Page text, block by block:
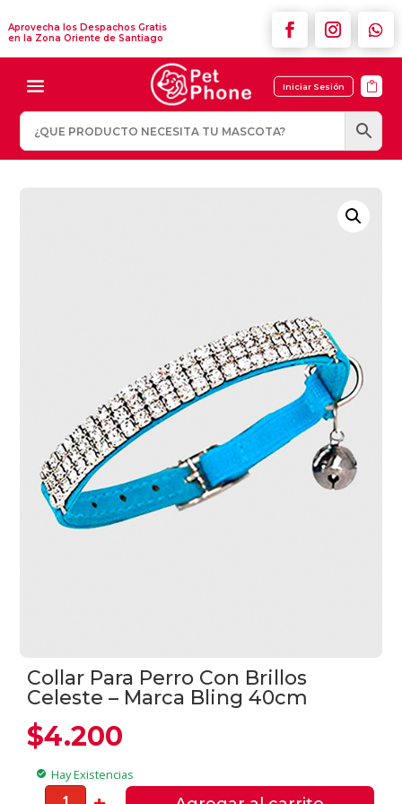
Aprovecha los Despachos Gratis
en la Zona Oriente de Santiago
Iniciar Sesión 
Collar Para Perro Con Brillos
Celeste – Marca Bling 40cm
$4.200
check_circle Hay Existencias
Collar